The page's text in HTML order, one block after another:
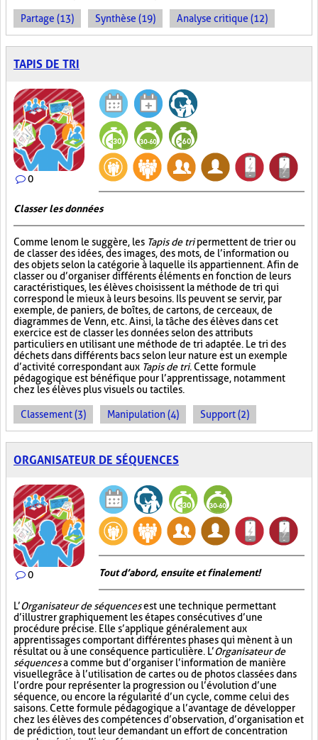
Partage (13) Synthèse (19) Analyse critique (12)
TAPIS DE TRI
0
Classer les données
Comme le nom le suggère, les Tapis de tripermettent de trier ou
de classer des idées, des images, des mots, de l’information ou
des objets selon la catégorie à laquelle ils appartiennent. Afin de
classer ou d’organiser différents éléments en fonction de leurs
caractéristiques, les élèves choisissent la méthode de tri qui
correspond le mieux à leurs besoins. Ils peuvent se servir, par
exemple, de paniers, de boîtes, de cartons, de cerceaux, de
diagrammes de Venn, etc. Ainsi, la tâche des élèves dans cet
exercice est de classer les données selon des attributs
particuliers en utilisant une méthode de tri adaptée. Le tri des
déchets dans différents bacs selon leur nature est un exemple
d’activité correspondant aux Tapis de tri. Cette formule
pédagogique est bénéfique pour l’apprentissage, notamment
chez les élèves plus visuels ou tactiles.
Classement (3) Manipulation (4) Support (2)
ORGANISATEUR DE SÉQUENCES
0 Tout d’abord, ensuite et finalement!
L’Organisateur de séquencesest une technique permettant
d’illustrer graphiquement les étapes consécutives d’une
procédure précise. Elle s’applique généralement aux
apprentissages comportant différentes phases qui mènent à un
résultat ou à une conséquence particulière. L’Organisateur de
séquencesa comme but d’organiser l’information de manière
visuellegrâce à l’utilisation de cartes ou de photos classées dans
l’ordre pour représenter la progression ou l’évolution d’une
séquence, ou encore la régularité d’un cycle, comme celui des
saisons. Cette formule pédagogique a l’avantage de développer
chez les élèves des compétences d’observation, d’organisation et
de prédiction, tout leur demandant un effort de concentration